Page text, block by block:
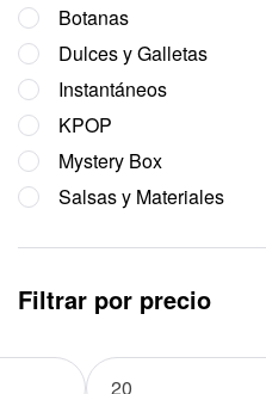
Botanas
Dulces y Galletas
Instantáneos
KPOP
Mystery Box
Salsas y Materiales
Filtrar por precio